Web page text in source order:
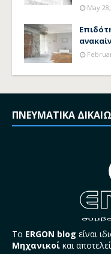
May
ΠΝΕΥΜΑΤΙΚΑ
Το ERGON blog είναι
Μηχανικοί και